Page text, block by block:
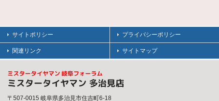
サイトポリシー プライバシーポリシー
関連リンク サイトマップ
ミスタータイヤマン 岐阜フォーラム
ミスタータイヤマン 多治見店
〒507-0015 岐阜県多治見市住吉町6-18